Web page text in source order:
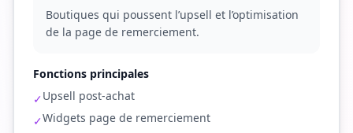
Boutiques qui poussent l’upsell et l’optimisation
de la page de remerciement.
Fonctions principales
✓Upsell post-achat
✓Widgets page de remerciement